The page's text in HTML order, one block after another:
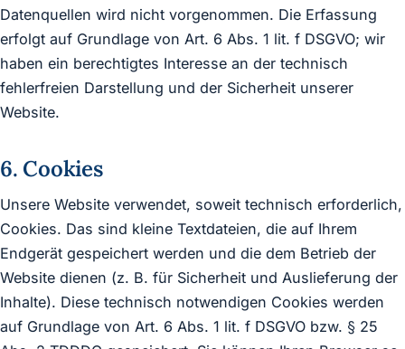
Datenquellen wird nicht vorgenommen. Die Erfassung
erfolgt auf Grundlage von Art. 6 Abs. 1 lit. f DSGVO; wir
haben ein berechtigtes Interesse an der technisch
fehlerfreien Darstellung und der Sicherheit unserer
Website.
6. Cookies
Unsere Website verwendet, soweit technisch erforderlich,
Cookies. Das sind kleine Textdateien, die auf Ihrem
Endgerät gespeichert werden und die dem Betrieb der
Website dienen (z. B. für Sicherheit und Auslieferung der
Inhalte). Diese technisch notwendigen Cookies werden
auf Grundlage von Art. 6 Abs. 1 lit. f DSGVO bzw. § 25